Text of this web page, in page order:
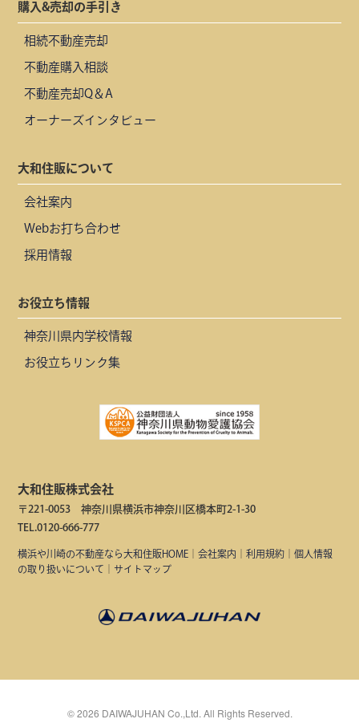
購入&売却の手引き
相続不動産売却
不動産購入相談
不動産売却Q＆A
オーナーズインタビュー
大和住販について
会社案内
Webお打ち合わせ
採用情報
お役立ち情報
神奈川県内学校情報
お役立ちリンク集
大和住販株式会社
〒221-0053 神奈川県横浜市神奈川区橋本町2-1-30
TEL.0120-666-777
横浜や川崎の不動産なら大和住販HOME ｜会社案内 ｜利用規約 ｜個人情報
の取り扱いについて
サイトマップ
©2026 DAIWAJUHAN Co.,Ltd. All Rights Reserved.